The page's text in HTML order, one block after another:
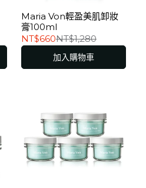
Maria Von輕盈美肌卸妝
膏100ml
NT$660NT$1,280
加入購物車